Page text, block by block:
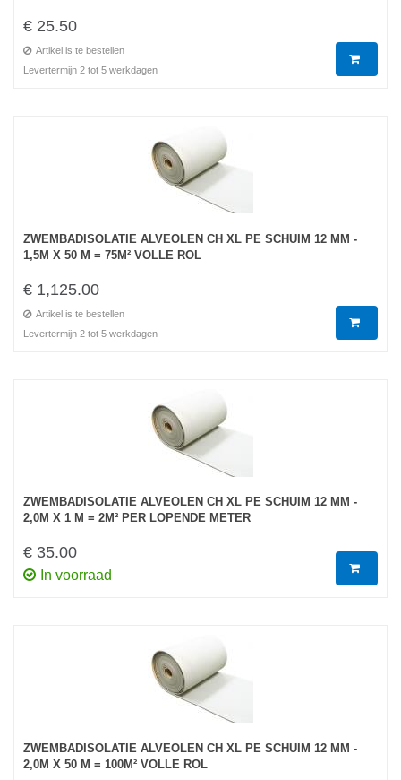
€ 25.50
Artikel is te bestellen
Levertermijn 2 tot 5 werkdagen
ZWEMBADISOLATIE ALVEOLEN CH XL PE SCHUIM 12 MM -
1,5M X 50 M = 75M² VOLLE ROL
€ 1,125.00
Artikel is te bestellen
Levertermijn 2 tot 5 werkdagen
ZWEMBADISOLATIE ALVEOLEN CH XL PE SCHUIM 12 MM -
2,0M X 1 M = 2M² PER LOPENDE METER
€ 35.00
In voorraad
ZWEMBADISOLATIE ALVEOLEN CH XL PE SCHUIM 12 MM -
2,0M X 50 M = 100M² VOLLE ROL